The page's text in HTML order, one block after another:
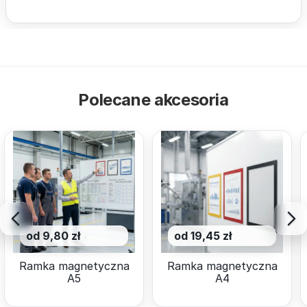
Polecane akcesoria
od 9,80 zł
Ramka magnetyczna
A5
od 19,45 zł
Ramka magnetyczna
A4